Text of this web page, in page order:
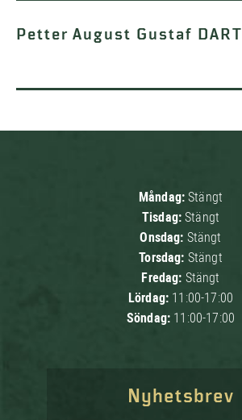
Petter August Gustaf DART
Måndag:Stängt
Tisdag:Stängt
Onsdag: Stängt
Torsdag: Stängt
Fredag: Stängt
Lördag: 11:00-17:00
Söndag: 11:00-17:00
Nyhetsbrev